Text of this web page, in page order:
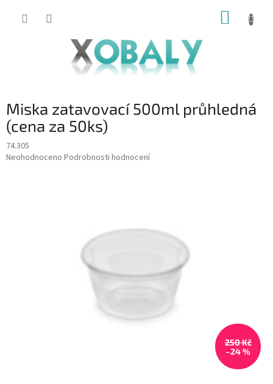
KOŠÍK
Miska zatavovací 500ml průhledná
(cena za 50ks)
74.305
Průměrné
Neohodnoceno Podrobnosti hodnocení
250 Kč
–24 %